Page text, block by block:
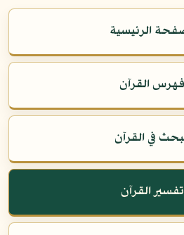
الرئيسية
فهرس القرآن
في القرآن
تفسير القرآن